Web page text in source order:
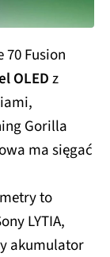
Fusion
OLEDz
Gorilla
ma sięgać
to
LYTIA,
akumulator